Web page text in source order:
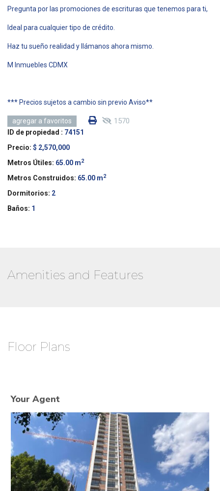
Pregunta por las promociones de escrituras que tenemos para ti,
Ideal para cualquier tipo de crédito.
Haz tu sueño realidad y llámanos ahora mismo.
M Inmuebles CDMX
*** Precios sujetos a cambio sin previo Aviso**
agregar a favoritos 1570
ID de propiedad : 74151
Precio: $ 2,570,000
Metros Útiles: 65.00 m2
Metros Construidos: 65.00 m2
Dormitorios: 2
Baños: 1
Amenities and Features
Floor Plans
Your Agent